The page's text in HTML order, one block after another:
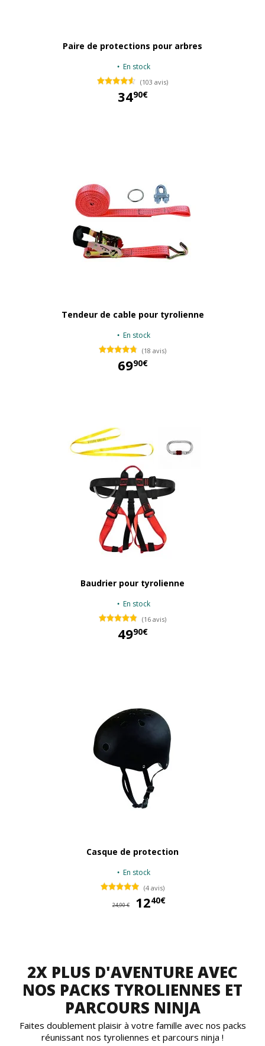
Paire de protections pour arbres
En stock
(103 avis)
3490€
Tendeur de cable pour tyrolienne
En stock
(18 avis)
6990€
Baudrier pour tyrolienne
En stock
(16 avis)
4990€
Casque de protection
En stock
(4 avis)
24,90 € 1240€
2X PLUS D'AVENTURE AVEC
NOS PACKS TYROLIENNES ET
PARCOURS NINJA
Faites doublement plaisir à votre famille avec nos packs
réunissant nos tyroliennes et parcours ninja !